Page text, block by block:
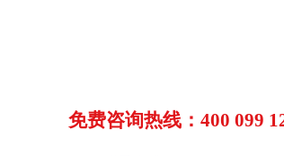
免费咨询热线：400 099